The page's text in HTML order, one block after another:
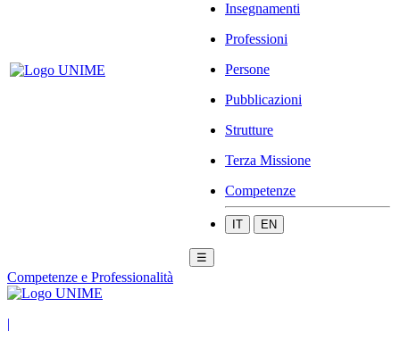
Insegnamenti
Professioni
Persone
Pubblicazioni
Strutture
Terza Missione
Competenze
IT EN
☰
Competenze e Professionalità
|